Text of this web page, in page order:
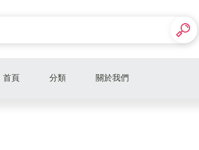
首頁 分類 關於我們